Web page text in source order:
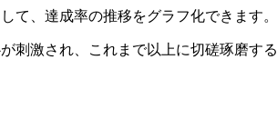
て、達成率の推移をグラフ化できます
刺激され、これまで以上に切磋琢磨す